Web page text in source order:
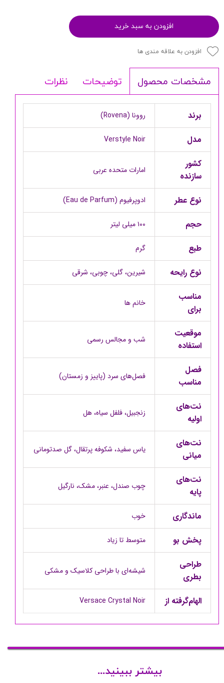
افزودن به سبد خرید
افزودن به علاقه مندی ها
مشخصات محصول توضیحات نظرات
برند روونا (Rovena)
مدل Verstyle Noir
کشور
سازنده
امارات متحده عربی
نوع عطر ادوپرفیوم (Eau de Parfum)
حجم‌ ۱۰۰ میلی لیتر
طبع گرم
نوع رایحه شیرین، گلی، چوبی، شرقی
مناسب
برای
خانم ها
موقعیت
استفاده
شب و مجالس رسمی
فصل
مناسب
فصل‌های سرد (پاییز و زمستان)
نت‌های
اولیه
زنجبیل، فلفل سیاه، هل
نت‌های
میانی
یاس سفید، شکوفه پرتقال، گل صدتومانی
نت‌های
پایه
چوب صندل، عنبر، مشک، نارگیل
ماندگاری خوب
پخش بو متوسط تا زیاد
طراحی
بطری
شیشه‌ای با طراحی کلاسیک و مشکی
الهام‌گرفته از Versace Crystal Noir
بیشتر ببینید...